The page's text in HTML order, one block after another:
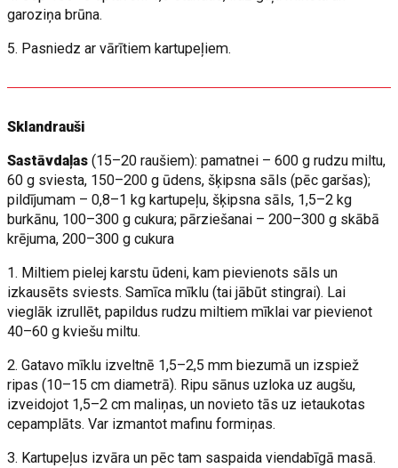
garoziņa brūna.
5. Pasniedz ar vārītiem kartupeļiem.
Sklandrauši
Sastāvdaļas (15–20 raušiem): pamatnei – 600 g rudzu miltu,
60 g sviesta, 150–200 g ūdens, šķipsna sāls (pēc garšas);
pildījumam – 0,8–1 kg kartupeļu, šķipsna sāls, 1,5–2 kg
burkānu, 100–300 g cukura; pārziešanai – 200–300 g skābā
krējuma, 200–300 g cukura
1. Miltiem pielej karstu ūdeni, kam pievienots sāls un
izkausēts sviests. Samīca mīklu (tai jābūt stingrai). Lai
vieglāk izrullēt, papildus rudzu miltiem mīklai var pievienot
40–60 g kviešu miltu.
2. Gatavo mīklu izveltnē 1,5–2,5 mm biezumā un izspiež
ripas (10–15 cm diametrā). Ripu sānus uzloka uz augšu,
izveidojot 1,5–2 cm maliņas, un novieto tās uz ietaukotas
cepamplāts. Var izmantot mafinu formiņas.
3. Kartupeļus izvāra un pēc tam saspaida viendabīgā masā.